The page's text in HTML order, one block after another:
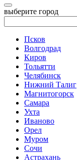
выберите город
Псков
Волгодрад
Киров
Тольятти
Челябинск
Нижний Талиг
Магнитогорск
Самара
Ухта
Иваново
Орел
Муром
Сочи
Астрахань